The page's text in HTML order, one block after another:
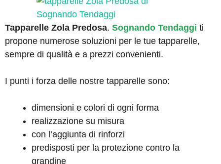
Tapparelle Zola Predosa. Sognando Tendaggi ti
propone numerose soluzioni per le tue tapparelle,
sempre di qualità e a prezzi convenienti.
I punti i forza delle nostre tapparelle sono:
dimensioni e colori di ogni forma
realizzazione su misura
con l’aggiunta di rinforzi
predisposti per la protezione contro la
grandine